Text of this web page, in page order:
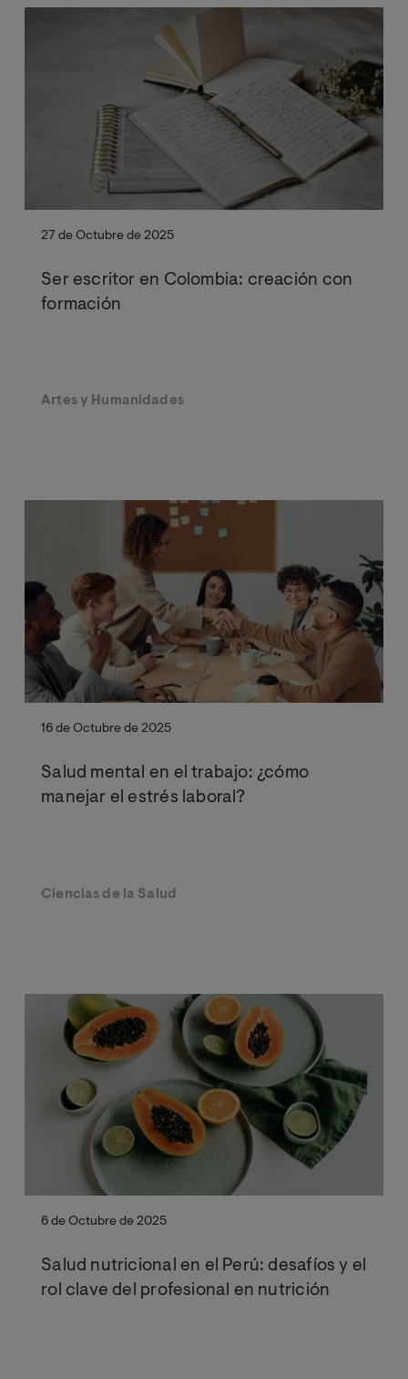
27 de Octubre de 2025
Ser escritor en Colombia: creación con
formación
Artes y Humanidades
16 de Octubre de 2025
Salud mental en el trabajo: ¿cómo
manejar el estrés laboral?
Ciencias de la Salud
6 de Octubre de 2025
Salud nutricional en el Perú: desafíos y el
rol clave del profesional en nutrición